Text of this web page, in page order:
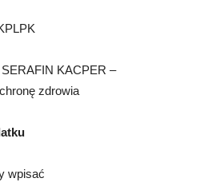
SERAFIN KACPER –
zdrowia
wpisać